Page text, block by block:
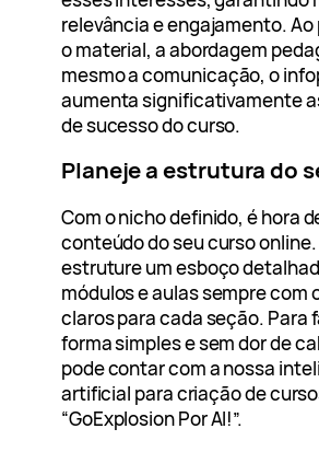
relevância e engajamento.
o material, a abordagem
mesmo a comunicação, o
aumenta significativamente
de sucesso do curso.
Planeje a estrutura do
Com o nicho definido, é hora
conteúdo do seu curso online.
estruture um esboço
módulos e aulas sempre com
claros para cada seção. Para
forma simples e sem dor de
pode contar com a nossa
artificial para criação de
“GoExplosion Por AI!”.